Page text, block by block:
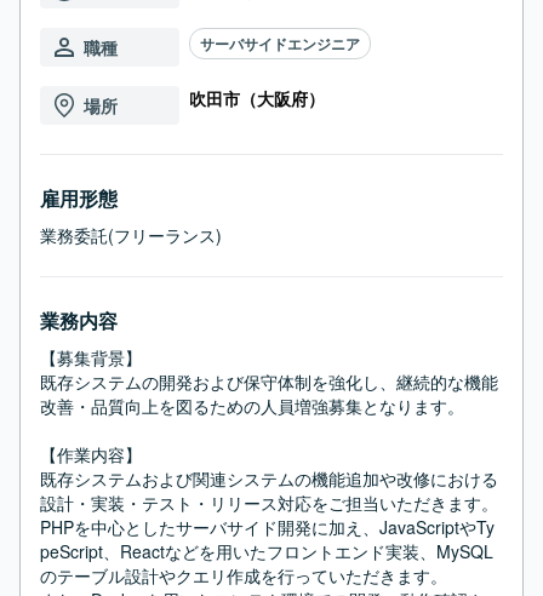
職種 サーバサイドエンジニア
場所 吹田市（大阪府）
雇用形態
業務委託(フリーランス)
業務内容
【募集背景】
既存システムの開発および保守体制を強化し、継続的な機能
改善・品質向上を図るための人員増強募集となります。
【作業内容】
既存システムおよび関連システムの機能追加や改修における
設計・実装・テスト・リリース対応をご担当いただきます。
PHPを中心としたサーバサイド開発に加え、JavaScriptやTy
peScript、Reactなどを用いたフロントエンド実装、MySQL
のテーブル設計やクエリ作成を行っていただきます。